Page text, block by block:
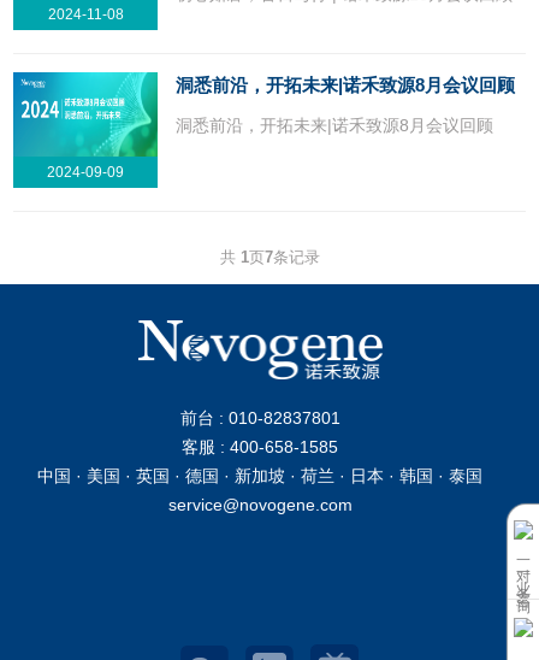
2024-11-08
2024-09-09
洞悉前沿，开拓未来|诺禾致源8月会议回顾
洞悉前沿，开拓未来|诺禾致源8月会议回顾
共 1页7条记录
前台 : 010-82837801
客服 : 400-658-1585
中国 · 美国 · 英国 · 德国 · 新加坡 · 荷兰 · 日本 · 韩国 · 泰国
service@novogene.com
一对一业务咨询